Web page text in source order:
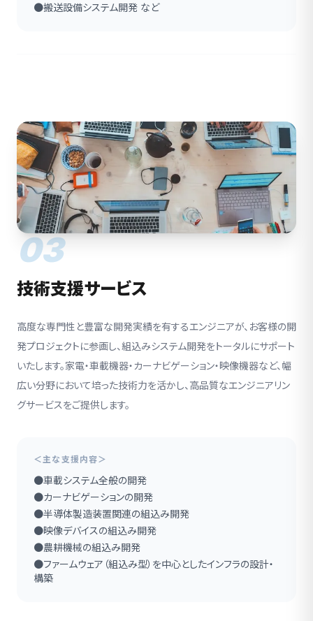
●搬送設備システム開発 など
03
技術支援サービス
高度な専門性と豊富な開発実績を有するエンジニアが、お客様の開
発プロジェクトに参画し、組込みシステム開発をトータルにサポート
いたします。家電・車載機器・カーナビゲーション・映像機器など、幅
広い分野において培った技術力を活かし、高品質なエンジニアリン
グサービスをご提供します。
＜主な支援内容＞
●車載システム全般の開発
●カーナビゲーションの開発
●半導体製造装置関連の組込み開発
●映像デバイスの組込み開発
●農耕機械の組込み開発
●ファームウェア（組込み型）を中心としたインフラの設計・
構築